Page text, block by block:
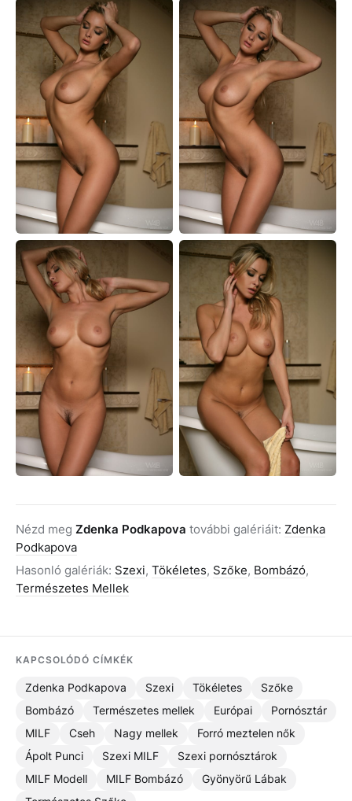
Nézd meg Zdenka Podkapova további galériáit: Zdenka
Podkapova
Hasonló galériák: Szexi, Tökéletes, Szőke, Bombázó,
Természetes Mellek
KAPCSOLÓDÓ CÍMKÉK
Zdenka Podkapova Szexi Tökéletes
Szőke
Bombázó
Természetes mellek Európai
Pornósztár
MILF
Cseh Nagy mellek
Forró meztelen nők
Ápolt Punci
Szexi MILF
Szexi pornósztárok
MILF Modell
MILF Bombázó
Gyönyörű Lábak